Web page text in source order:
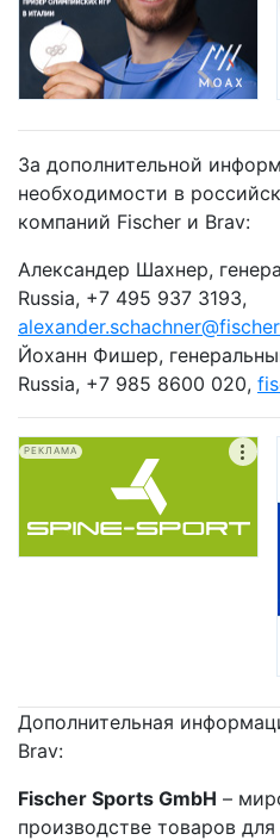
За дополнительной
необходимости в
компаний Fischer и Brav:
Александер Шахнер,
Russia, +7 495 937 3193,
Йоханн Фишер,
Russia, +7 985 8600 020,
РЕКЛАМА
Дополнительная
Brav:
Fischer Sports GmbH –
производстве товаров